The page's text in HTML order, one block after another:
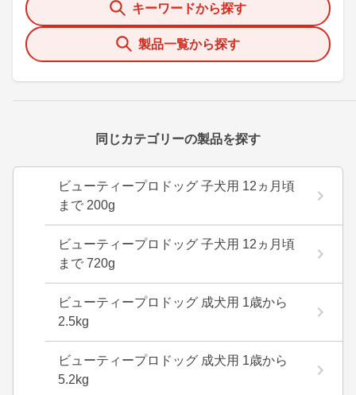
キーワードから探す
製品一覧から探す
同じカテゴリーの製品を探す
ビューティープロドッグ 子犬用 12ヵ月頃
まで 200g
ビューティープロドッグ 子犬用 12ヵ月頃
まで 720g
ビューティープロドッグ 成犬用 1歳から
2.5kg
ビューティープロドッグ 成犬用 1歳から
5.2kg